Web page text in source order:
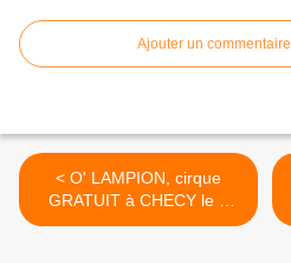
Ajouter un commentaire
< O' LAMPION, cirque
GRATUIT à CHECY le 8
septembre 2017 - Tout